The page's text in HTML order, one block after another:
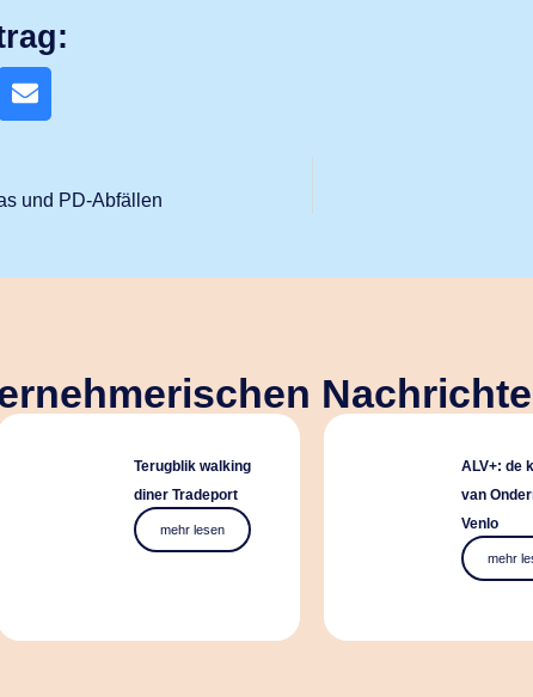
und PD-Abfällen
Terugblik walking
diner Tradeport
mehr lesen
ALV+: de
van
Venlo
mehr